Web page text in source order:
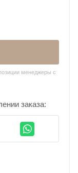
менеджеры с
заказа: